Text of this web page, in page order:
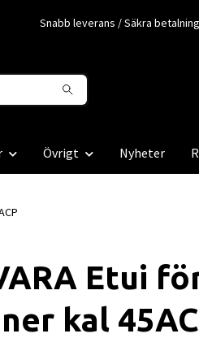
Snabb leverans / Säkra
Övrigt Nyheter
Etui
kal